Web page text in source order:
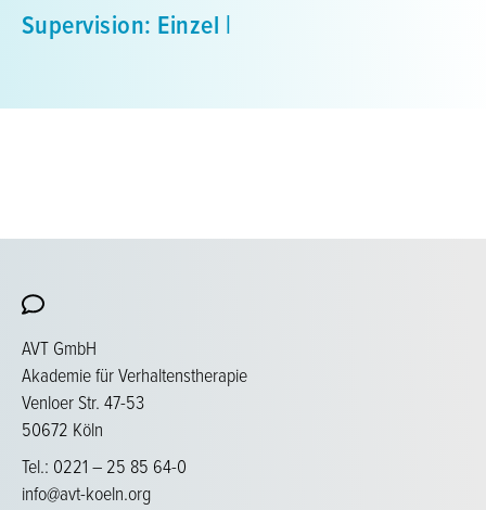
Supervision: Einzel |
AVT GmbH
Akademie für Verhaltenstherapie
Venloer Str. 47-53
50672 Köln
Tel.: 0221 – 25 85 64-0
info@avt-koeln.org